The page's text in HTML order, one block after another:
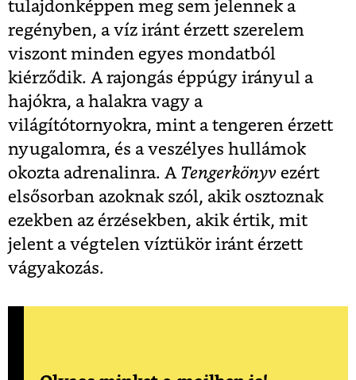
tulajdonképpen meg sem jelennek a
regényben, a víz iránt érzett szerelem
viszont minden egyes mondatból
kiérződik. A rajongás éppúgy irányul a
hajókra, a halakra vagy a
világítótornyokra, mint a tengeren érzett
nyugalomra, és a veszélyes hullámok
okozta adrenalinra. A Tengerkönyv ezért
elsősorban azoknak szól, akik osztoznak
ezekben az érzésekben, akik értik, mit
jelent a végtelen víztükör iránt érzett
vágyakozás.